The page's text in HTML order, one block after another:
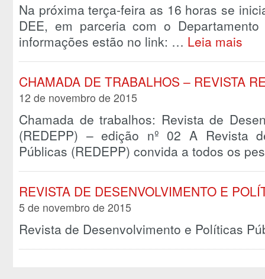
Na próxima terça-feira as 16 horas se
DEE, em parceria com o
informações estão no link: … Leia mais
CHAMADA DE TRABALHOS – REVISTA
12 de novembro de 2015
Chamada de trabalhos: Revista de
(REDEPP) – edição nº 02 A Revista
Públicas (REDEPP) convida a todos os
REVISTA DE DESENVOLVIMENTO E
5 de novembro de 2015
Revista de Desenvolvimento e Políticas